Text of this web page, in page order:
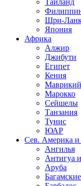
Таиланд
Шри-
Япония
Африка
Алжир
Джибути
Египет
Кения
Маврикий
Марокко
Сейшелы
Танзания
Тунис
ЮАР
Сев. Америка
Ангилья
Антигуа
Аруба